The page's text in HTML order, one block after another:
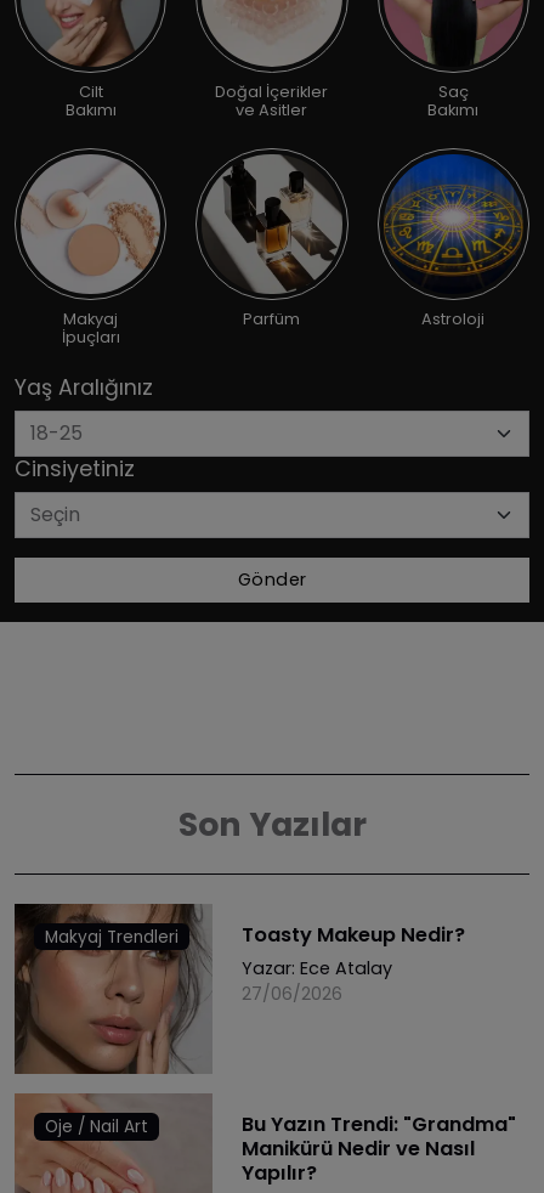
Cilt
Bakımı
Doğal İçerikler
ve Asitler
Saç
Bakımı
Makyaj
İpuçları
Parfüm Astroloji
Yaş Aralığınız
Cinsiyetiniz
Gönder
Son Yazılar
Makyaj Trendleri Toasty Makeup Nedir?
Yazar: Ece Atalay
27/06/2026
Oje / Nail Art
Bu Yazın Trendi: "Grandma"
Manikürü Nedir ve Nasıl
Yapılır?